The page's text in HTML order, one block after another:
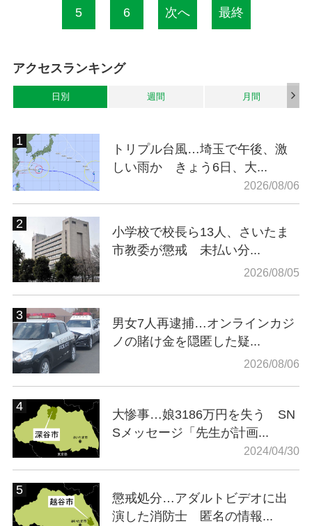
5 6 次へ 最終
アクセスランキング
日別 週間 月間
トリプル台風…埼玉で午後、激
しい雨か きょう6日、大...
2026/08/06
小学校で校長ら13人、さいたま
市教委が懲戒 未払い分...
2026/08/05
男女7人再逮捕…オンラインカジ
ノの賭け金を隠匿した疑...
2026/08/06
大惨事…娘3186万円を失う SN
Sメッセージ「先生が計画...
2024/04/30
懲戒処分…アダルトビデオに出
演した消防士 匿名の情報...